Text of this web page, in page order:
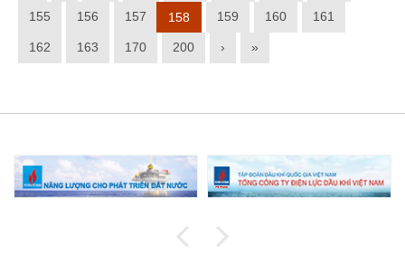
155 156 157 158 159 160 161
162 163 170 200 › »